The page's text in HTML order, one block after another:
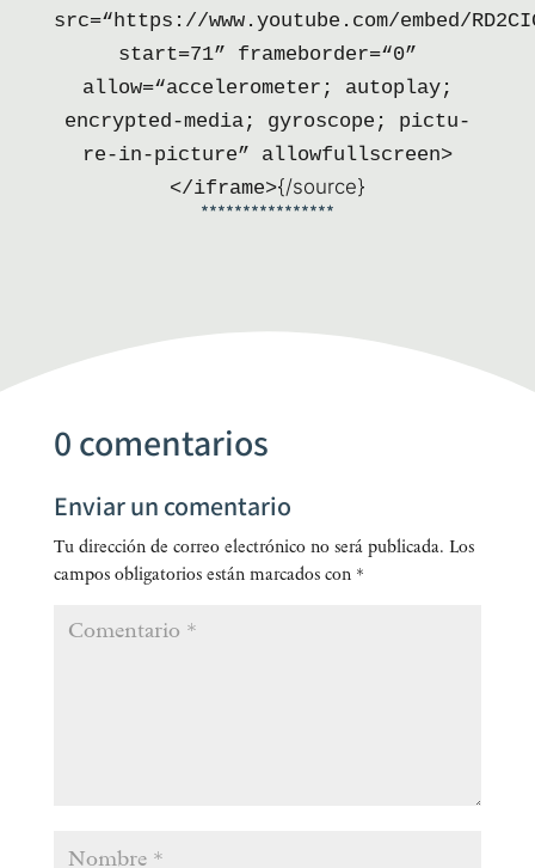
src=“https://www.youtube.com/embed/
start=71” frameborder=“0”
allow=“accelerometer; auto­play;
encry­pted-media; gyros­co­pe; pic­tu­
re-in-pic­tu­re” allowfullscreen>
</iframe>{/source}
****************
0 comentarios
Enviar un comentario
Tu dirección de correo electrónico no será publicada. Los
campos obligatorios están marcados con *